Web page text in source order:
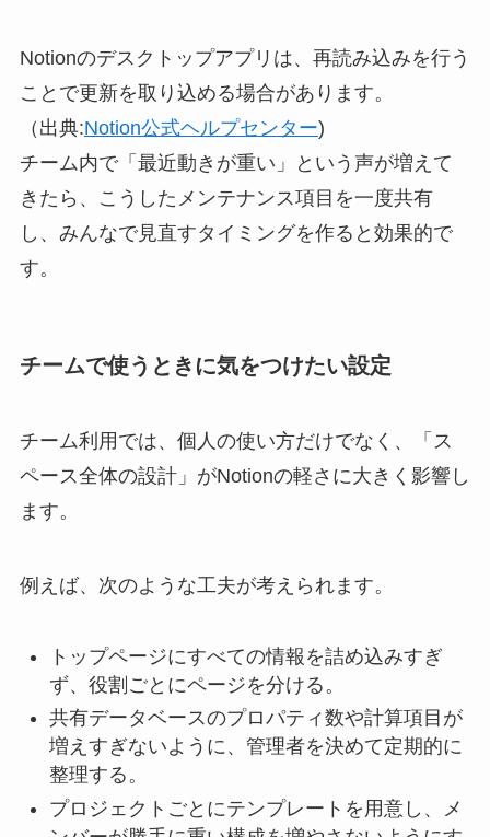
Notionのデスクトップアプリは、再読み込みを行う
ことで更新を取り込める場合があります。
（出典:Notion公式ヘルプセンター)
チーム内で「最近動きが重い」という声が増えて
きたら、こうしたメンテナンス項目を一度共有
し、みんなで見直すタイミングを作ると効果的で
す。
チームで使うときに気をつけたい設定
チーム利用では、個人の使い方だけでなく、「ス
ペース全体の設計」がNotionの軽さに大きく影響し
ます。
例えば、次のような工夫が考えられます。
トップページにすべての情報を詰め込みすぎ
ず、役割ごとにページを分ける。
共有データベースのプロパティ数や計算項目が
増えすぎないように、管理者を決めて定期的に
整理する。
プロジェクトごとにテンプレートを用意し、メ